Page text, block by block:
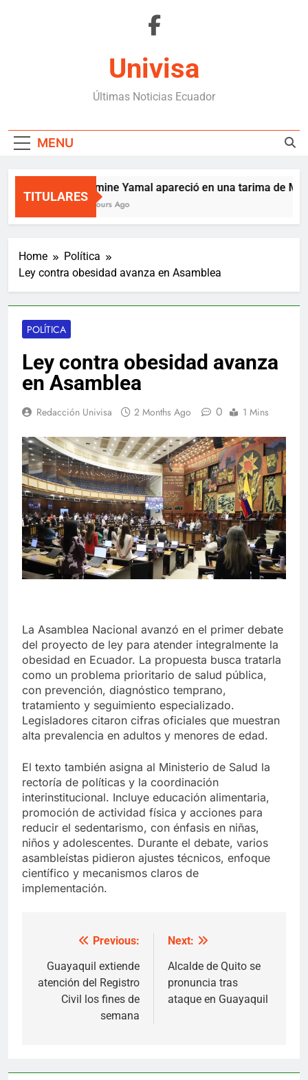
Univisa
Últimas Noticias Ecuador
MENU
TITULARES
Lamine Yamal apareció en una tarima de
6 Hours Ago
Home
Política
Ley contra obesidad avanza en Asamblea
POLÍTICA
Ley contra obesidad avanza
en Asamblea
Redacción Univisa 2 Months Ago 0 1 Mins
La Asamblea Nacional avanzó en el primer debate
del proyecto de ley para atender integralmente la
obesidad en Ecuador. La propuesta busca tratarla
como un problema prioritario de salud pública,
con prevención, diagnóstico temprano,
tratamiento y seguimiento especializado.
Legisladores citaron cifras oficiales que muestran
alta prevalencia en adultos y menores de edad.
El texto también asigna al Ministerio de Salud la
rectoría de políticas y la coordinación
interinstitucional. Incluye educación alimentaria,
promoción de actividad física y acciones para
reducir el sedentarismo, con énfasis en niñas,
niños y adolescentes. Durante el debate, varios
asambleístas pidieron ajustes técnicos, enfoque
científico y mecanismos claros de
implementación.
navigation
Previous:
Guayaquil extiende
atención del Registro
Civil los fines de
semana
Next:
Alcalde de Quito se
pronuncia tras
ataque en Guayaquil